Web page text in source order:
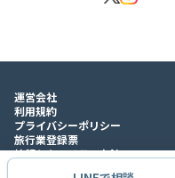
運営会社
利用規約
プライバシーポリシー
旅行業登録票
情報セキュリティ方針